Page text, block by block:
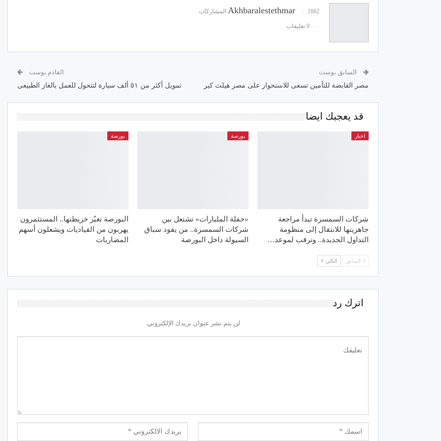
Akhbaralestethmar 1662 المشاركات
0 تعليقات
السابق بوست
مصر القابضة للتأمين تسعى للاستحواز على مصر هيلث كير
القادم بوست
تمويل أكثر من ٥١ ألف سيارة لتتحول للعمل بالغاز الطبيعى
قد يعجبك ايضا
اخبار
شركات السمسرة تبدأ مراجعة
جاهزيتها للانتقال إلى منظومة
التداول الجديدة.. وترقب لموعد…
بورصة
«حفلة المليارات» تشتعل بين
شركات السمسرة.. من يقود سباق
السيولة داخل البورصة
بورصة
البورصة تغيّر خريطتها.. المستثمرون
يهربون من القياديات ويشعلون أسهم
المضاربات
السابق التالي
اترك رد
لن يتم نشر عنوان بريدك الإلكتروني.